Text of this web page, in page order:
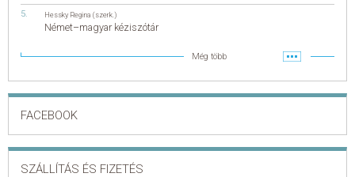
Hessky Regina (szerk.)
Német–magyar kéziszótár
Még több
FACEBOOK
SZÁLLÍTÁS ÉS FIZETÉS